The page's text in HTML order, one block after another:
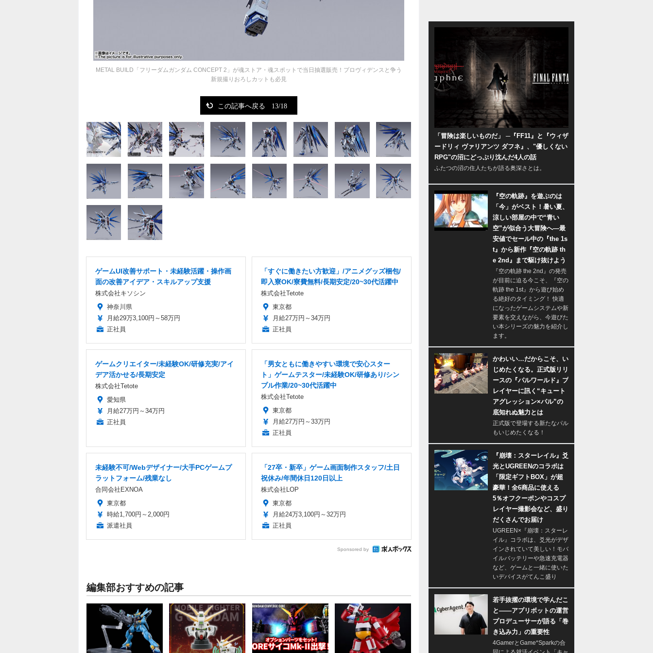
METAL BUILD「フリーダムガンダム CONCEPT 2」が魂ストア・魂スポットで当日抽選販売！プロヴィデンスと争う
新規撮りおろしカットも必見
この記事へ戻る 13/18
ゲームUI改善サポート・未経験活躍・操作画
面の改善アイデア・スキルアップ支援
株式会社キソシン
神奈川県
月給29万3,100円～58万円
正社員
「すぐに働きたい方歓迎」/アニメグッズ梱包/
即入寮OK/寮費無料/長期安定/20~30代活躍中
株式会社Tetote
東京都
月給27万円～34万円
正社員
ゲームクリエイター/未経験OK/研修充実/アイ
デア活かせる/長期安定
株式会社Tetote
愛知県
月給27万円～34万円
正社員
「男女ともに働きやすい環境で安心スター
ト」ゲームテスター/未経験OK/研修あり/シン
プル作業/20~30代活躍中
株式会社Tetote
東京都
月給27万円～33万円
正社員
未経験不可/Webデザイナー/大手PCゲームプ
ラットフォーム/残業なし
合同会社EXNOA
東京都
時給1,700円～2,000円
派遣社員
「27卒・新卒」ゲーム画面制作スタッフ/土日
祝休み/年間休日120日以上
株式会社LOP
東京都
月給24万3,100円～32万円
正社員
Sponsored by
編集部おすすめの記事
「冒険は楽しいものだ」 ─『FF11』と『ウィザ
ードリィ ヴァリアンツ ダフネ』、"優しくない
RPG"の沼にどっぷり沈んだ4人の話
ふたつの沼の住人たちが語る奥深さとは。
『空の軌跡』を遊ぶのは
「今」がベスト！暑い夏、
涼しい部屋の中で“青い
空”が似合う大冒険へ―最
安値でセール中の『the 1s
t』から新作『空の軌跡 th
e 2nd』まで駆け抜けよう
『空の軌跡 the 2nd』の発売
が目前に迫る今こそ、『空の
軌跡 the 1st』から遊び始め
る絶好のタイミング！ 快適
になったゲームシステムや新
要素を交えながら、今遊びた
い本シリーズの魅力を紹介し
ます。
かわいい…だからこそ、い
じめたくなる。正式版リリ
ースの『パルワールド』プ
レイヤーに訊く“キュート
アグレッション×パル”の
底知れぬ魅力とは
正式版で登場する新たなパル
もいじめたくなる！
『崩壊：スターレイル』爻
光とUGREENのコラボは
「限定ギフトBOX」が超
豪華！全6商品に使える
5％オフクーポンやコスプ
レイヤー撮影会など、盛り
だくさんでお届け
UGREEN×『崩壊：スターレ
イル』コラボは、爻光がデザ
インされていて美しい！モバ
イルバッテリーや急速充電器
など、ゲームと一緒に使いた
いデバイスがてんこ盛り
若手抜擢の環境で学んだこ
と――アプリボットの運営
プロデューサーが語る「巻
き込み力」の重要性
4GamerとGame*Sparkの合